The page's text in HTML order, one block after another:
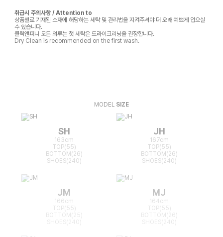
취급시 주의사항 / Attention to
상품별로 기재된 소재에 해당하는 세탁 및 관리법을 지켜주셔야 더 오래 예쁘게 입으실
수 있습니다.
클릭앤퍼니 모든 의류는 첫 세탁은 드라이크리닝을 권장합니다.
Dry Clean is recommended on the first wash.
MODEL SIZE
SH
163cm
TOP(55)
BOTTOM(26)
SHOES(240)
JH
167cm
TOP(55)
BOTTOM(26)
SHOES(240)
JM
166cm
TOP(55)
BOTTOM(25)
MJ
164cm
TOP(55)
BOTTOM(26)